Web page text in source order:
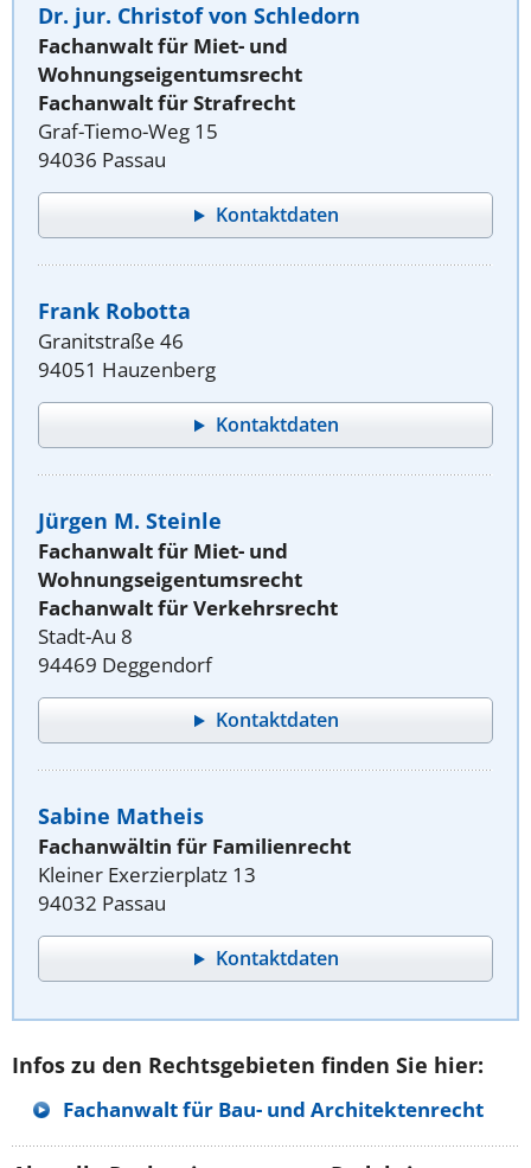
Dr. jur. Christof von Schledorn
Fachanwalt für Miet- und
Wohnungseigentumsrecht
Fachanwalt für Strafrecht
Graf-Tiemo-Weg 15
94036 Passau
Kontaktdaten
Frank Robotta
Granitstraße 46
94051 Hauzenberg
Kontaktdaten
Jürgen M. Steinle
Fachanwalt für Miet- und
Wohnungseigentumsrecht
Fachanwalt für Verkehrsrecht
Stadt-Au 8
94469 Deggendorf
Kontaktdaten
Sabine Matheis
Fachanwältin für Familienrecht
Kleiner Exerzierplatz 13
94032 Passau
Kontaktdaten
Infos zu den Rechtsgebieten finden Sie hier:
Fachanwalt für Bau- und Architektenrecht